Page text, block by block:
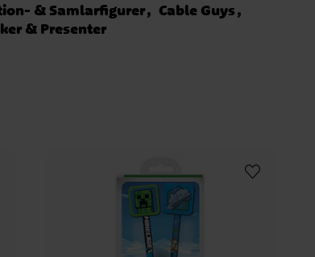
& Samlarfigurer
Cable Guys
& Presenter